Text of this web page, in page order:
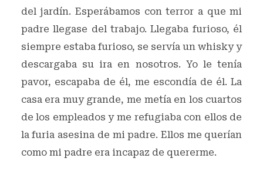
del jardín. Esperábamos con terror a que mi
padre llegase del trabajo. Llegaba furioso, él
siempre estaba furioso, se servía un whisky y
descargaba su ira en nosotros. Yo le tenía
pavor, escapaba de él, me escondía de él. La
casa era muy grande, me metía en los cuartos
de los empleados y me refugiaba con ellos de
la furia asesina de mi padre. Ellos me querían
como mi padre era incapaz de quererme.